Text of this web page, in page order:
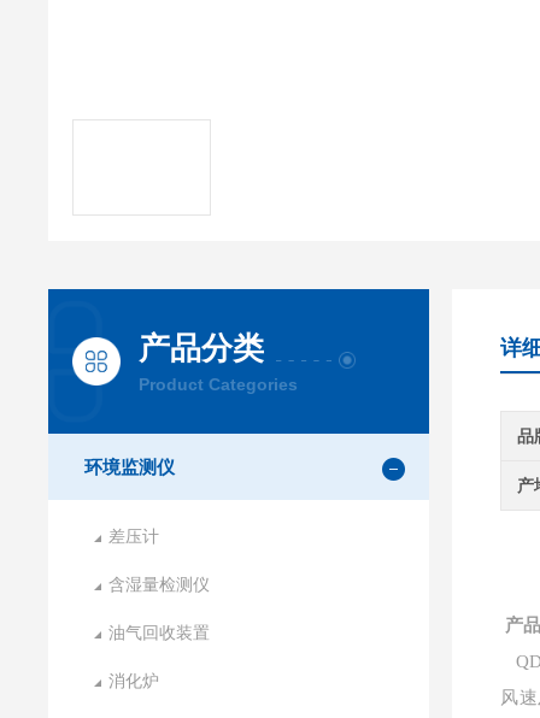
产品分类
Product Categories
环境监测仪
差压计
含湿量检测仪
油气回收装置
消化炉
详
品
产
产
风